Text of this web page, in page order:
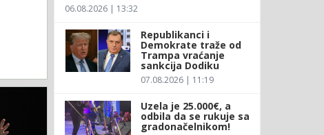
06.08.2026 | 13:32
Republikanci i
Demokrate traže od
Trampa vraćanje
sankcija Dodiku
07.08.2026 | 11:19
Uzela je 25.000€, a
odbila da se rukuje sa
gradonačelnikom!